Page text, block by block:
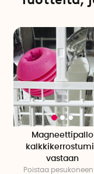
Magneettipallo
vastaan
Poistaa